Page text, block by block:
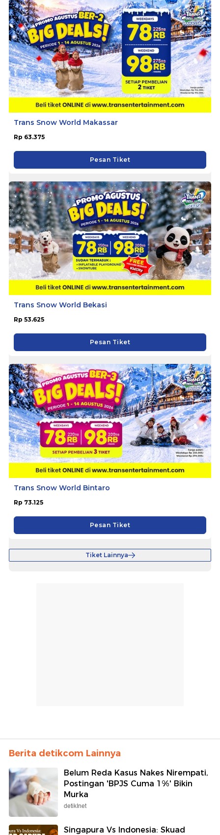
Trans Snow World Makassar
Rp 63.375
Pesan Tiket
Trans Snow World Bekasi
Rp 53.625
Pesan Tiket
Trans Snow World Bintaro
Rp 73.125
Pesan Tiket
Tiket Lainnya
Berita detikcom Lainnya
Belum Reda Kasus Nakes Nirempati,
Postingan 'BPJS Cuma 1%' Bikin
Murka
detikInet
Singapura Vs Indonesia: Skuad